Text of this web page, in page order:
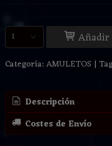
Añadir
Categoría:AMULETOS |
Descripción
Costes de Envío